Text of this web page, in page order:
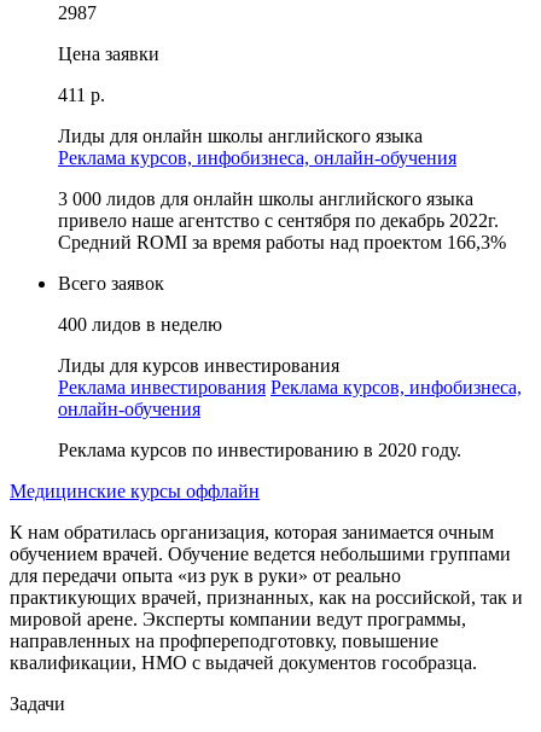
2987
Цена заявки
411 р.
Лиды для онлайн школы английского языка
Реклама курсов, инфобизнеса, онлайн-обучения
3 000 лидов для онлайн школы английского языка
привело наше агентство с сентября по декабрь 2022г.
Средний ROMI за время работы над проектом 166,3%
Всего заявок
400 лидов в неделю
Лиды для курсов инвестирования
Реклама инвестирования Реклама курсов, инфобизнеса,
онлайн-обучения
Реклама курсов по инвестированию в 2020 году.
Медицинские курсы оффлайн
К нам обратилась организация, которая занимается очным
обучением врачей. Обучение ведется небольшими группами
для передачи опыта «из рук в руки» от реально
практикующих врачей, признанных, как на российской, так и
мировой арене. Эксперты компании ведут программы,
направленных на профпереподготовку, повышение
квалификации, НМО с выдачей документов гособразца.
Задачи